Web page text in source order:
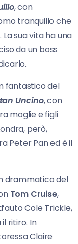
, con
tranquillo che
sua vita ha una
da un boss
fantastico del
Uncino, con
moglie e figli
però,
Peter Pan ed è il
drammatico del
Tom Cruise,
Cole Trickle,
ritiro. In
Claire